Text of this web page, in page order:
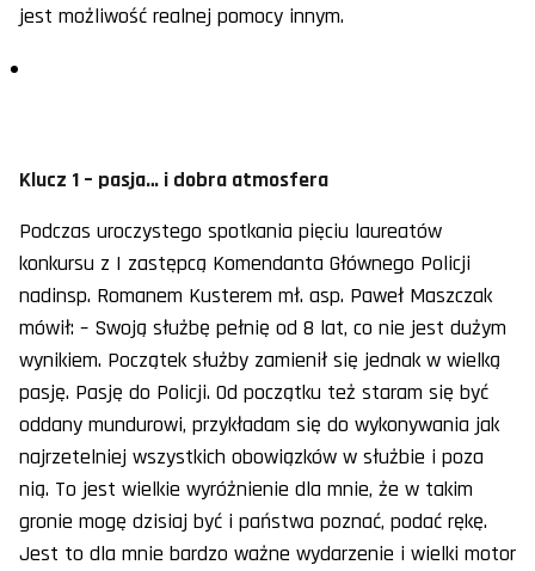
jest możliwość realnej pomocy innym.
Klucz 1 – pasja… i dobra atmosfera
Podczas uroczystego spotkania pięciu laureatów
konkursu z I zastępcą Komendanta Głównego Policji
nadinsp. Romanem Kusterem mł. asp. Paweł Maszczak
mówił: – Swoją służbę pełnię od 8 lat, co nie jest dużym
wynikiem. Początek służby zamienił się jednak w wielką
pasję. Pasję do Policji. Od początku też staram się być
oddany mundurowi, przykładam się do wykonywania jak
najrzetelniej wszystkich obowiązków w służbie i poza
nią. To jest wielkie wyróżnienie dla mnie, że w takim
gronie mogę dzisiaj być i państwa poznać, podać rękę.
Jest to dla mnie bardzo ważne wydarzenie i wielki motor